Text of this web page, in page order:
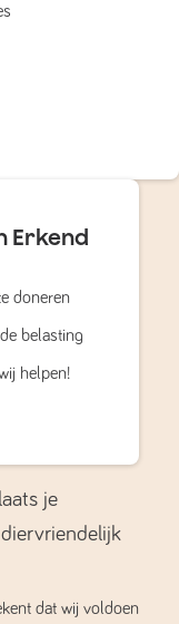
Erkend
doneren
belasting
helpen!
je
dat wij voldoen